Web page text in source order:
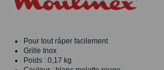
Pour tout râper facilement
Grille Inox
Poids : 0,17 kg